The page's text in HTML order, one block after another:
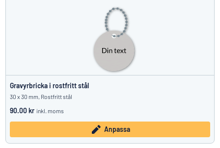
Gravyrbricka i rostfritt stål
30 x 30 mm, Rostfritt stål
90.00 kr inkl. moms
Anpassa